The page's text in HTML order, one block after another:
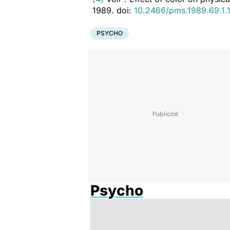
1989. doi: 10.2466/
PSYCHO
Psycho